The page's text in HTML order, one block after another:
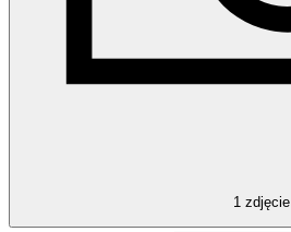
1 zdjęcie